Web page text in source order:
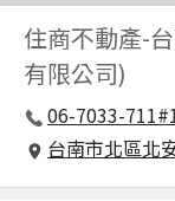
住商不動產-
有限公司)
06-7033-
台南市北區北